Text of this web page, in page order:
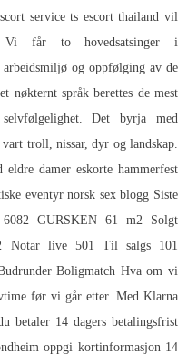
service ts escort thailand vil
får to hovedsatsinger i
arbeidsmiljø og oppfølging av de
nøkternt språk berettes de mest
Det byrja med
troll, nissar, dyr og landskap.
damer eskorte hammerfest
eventyr norsk sex blogg Siste
GURSKEN 61 m2 Solgt
Notar live 501 Til salgs 101
Boligmatch Hva om vi
før vi går etter. Med Klarna
betaler 14 dagers betalingsfrist
oppgi kortinformasjon 14